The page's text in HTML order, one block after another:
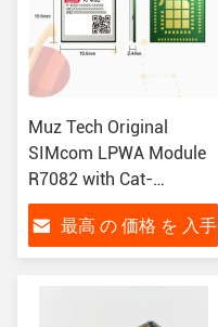
Muz Tech Original
SIMcom LPWA Module
R7082 with Cat-
NB/GPRS Low Power
Consumption and
Compact Size for M2M
最高 の 価格 を 入手